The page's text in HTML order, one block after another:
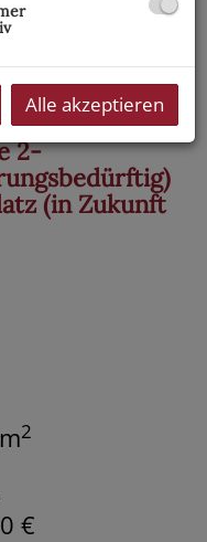
2-
(in Zukunft
2
€
Alle akzeptieren